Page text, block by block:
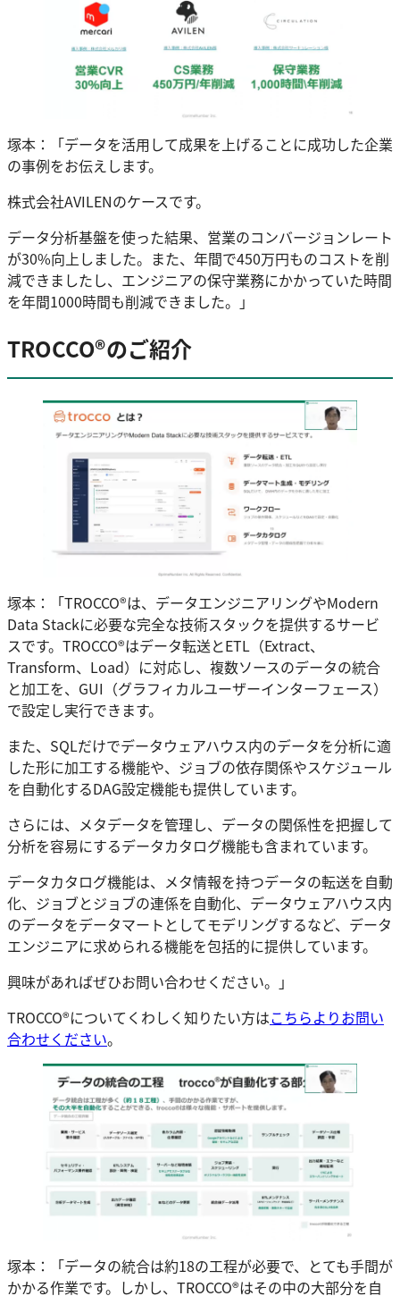
塚本：「データを活用して成果を上げることに成功した企業
の事例をお伝えします。
株式会社AVILENのケースです。
データ分析基盤を使った結果、営業のコンバージョンレート
が30%向上しました。また、年間で450万円ものコストを削
減できましたし、エンジニアの保守業務にかかっていた時間
を年間1000時間も削減できました。」
TROCCO®のご紹介
塚本：「TROCCO®は、データエンジニアリングやModern
Data Stackに必要な完全な技術スタックを提供するサービ
スです。TROCCO®はデータ転送とETL（Extract、
Transform、Load）に対応し、複数ソースのデータの統合
と加工を、GUI（グラフィカルユーザーインターフェース）
で設定し実行できます。
また、SQLだけでデータウェアハウス内のデータを分析に適
した形に加工する機能や、ジョブの依存関係やスケジュール
を自動化するDAG設定機能も提供しています。
さらには、メタデータを管理し、データの関係性を把握して
分析を容易にするデータカタログ機能も含まれています。
データカタログ機能は、メタ情報を持つデータの転送を自動
化、ジョブとジョブの連係を自動化、データウェアハウス内
のデータをデータマートとしてモデリングするなど、データ
エンジニアに求められる機能を包括的に提供しています。
興味があればぜひお問い合わせください。」
TROCCO®についてくわしく知りたい方はこちらよりお問い
合わせください。
塚本：「データの統合は約18の工程が必要で、とても手間が
かかる作業です。しかし、TROCCO®はその中の大部分を自